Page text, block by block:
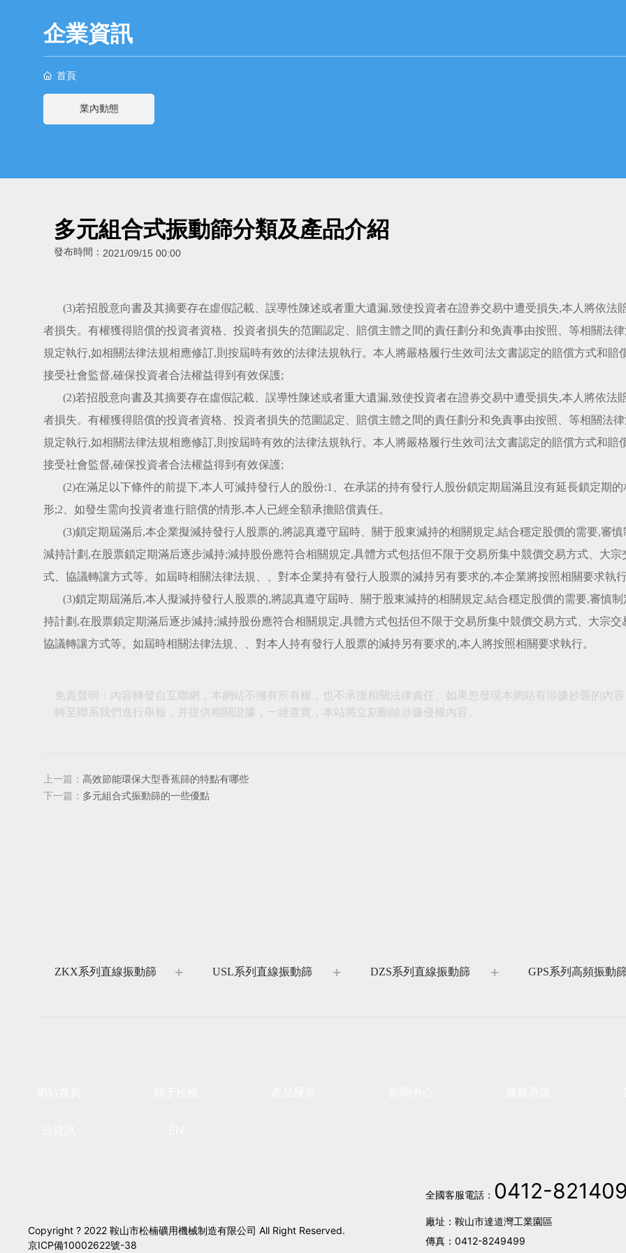
企業資訊
首頁
業內動態
多元組合式振動篩分類及產品介紹
發布時間： 2021/09/15 00:00
(3)若招股意向書及其摘要存在虛假記載、誤導性陳述或者重大遺漏,致使投資者在證券交易中遭受損失,本人將依法
者損失。有權獲得賠償的投資者資格、投資者損失的范圍認定、賠償主體之間的責任劃分和免責事由按照、等相關法
規定執行,如相關法律法規相應修訂,則按屆時有效的法律法規執行。本人將嚴格履行生效司法文書認定的賠償方式和賠
接受社會監督,確保投資者合法權益得到有效保護;
(2)若招股意向書及其摘要存在虛假記載、誤導性陳述或者重大遺漏,致使投資者在證券交易中遭受損失,本人將依法
者損失。有權獲得賠償的投資者資格、投資者損失的范圍認定、賠償主體之間的責任劃分和免責事由按照、等相關法
規定執行,如相關法律法規相應修訂,則按屆時有效的法律法規執行。本人將嚴格履行生效司法文書認定的賠償方式和賠
接受社會監督,確保投資者合法權益得到有效保護;
(2)在滿足以下條件的前提下,本人可減持發行人的股份:1、在承諾的持有發行人股份鎖定期屆滿且沒有延長鎖定期的
形;2、如發生需向投資者進行賠償的情形,本人已經全額承擔賠償責任。
(3)鎖定期屆滿后,本企業擬減持發行人股票的,將認真遵守屆時、關于股東減持的相關規定,結合穩定股價的需要,審
減持計劃,在股票鎖定期滿后逐步減持;減持股份應符合相關規定,具體方式包括但不限于交易所集中競價交易方式、大宗
式、協議轉讓方式等。如屆時相關法律法規、、對本企業持有發行人股票的減持另有要求的,本企業將按照相關要求執
(3)鎖定期屆滿后,本人擬減持發行人股票的,將認真遵守屆時、關于股東減持的相關規定,結合穩定股價的需要,審慎
持計劃,在股票鎖定期滿后逐步減持;減持股份應符合相關規定,具體方式包括但不限于交易所集中競價交易方式、大宗交
協議轉讓方式等。如屆時相關法律法規、、對本人持有發行人股票的減持另有要求的,本人將按照相關要求執行。
免責聲明：內容轉發自互聯網，本網站不擁有所有權，也不承擔相關法律責任。如果您發現本網站有涉嫌抄襲的內
轉至聯系我們進行舉報，并提供相關證據，一經查實，本站將立刻刪除涉嫌侵權內容。
上一篇： 高效節能環保大型香蕉篩的特點有哪些
下一篇： 多元組合式振動篩的一些優點
ZKX系列直線振動篩 USL系列直線振動篩 DZS系列直線振動篩 GPS系列高頻振動
Copyright ? 2022 鞍山市松楠礦用機械制造有限公司 All Right Reserved.
京ICP備10002622號-38
全國客服電話： 0412-
廠址：鞍山市達道灣工業園區
傳真： 0412-8249499